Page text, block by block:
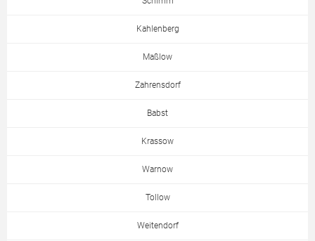
Kahlenberg
Maßlow
Zahrensdorf
Babst
Krassow
Warnow
Tollow
Weitendorf